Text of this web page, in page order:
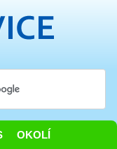
OKOLÍ